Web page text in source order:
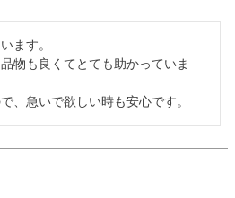
ます。
物も良くてとても助かっていま
、急いで欲しい時も安心です。